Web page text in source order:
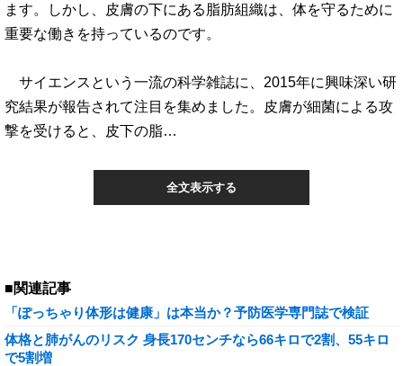
ます。しかし、皮膚の下にある脂肪組織は、体を守るために
重要な働きを持っているのです。
サイエンスという一流の科学雑誌に、2015年に興味深い研
究結果が報告されて注目を集めました。皮膚が細菌による攻
撃を受けると、皮下の脂…
全文表示する
■関連記事
「ぽっちゃり体形は健康」は本当か？予防医学専門誌で検証
体格と肺がんのリスク 身長170センチなら66キロで2割、55キロ
で5割増